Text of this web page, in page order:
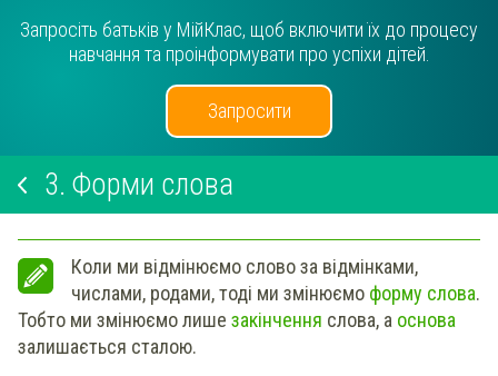
Запросіть батьків у МійКлас, щоб включити їх до процесу
навчання та проінформувати про успіхи дітей.
Запросити
3. Форми слова
Коли ми відмінюємо слово за відмінками,
числами, родами, тоді ми змінюємо форму слова.
Тобто ми змінюємо лише закінчення слова, а основа
залишається сталою.